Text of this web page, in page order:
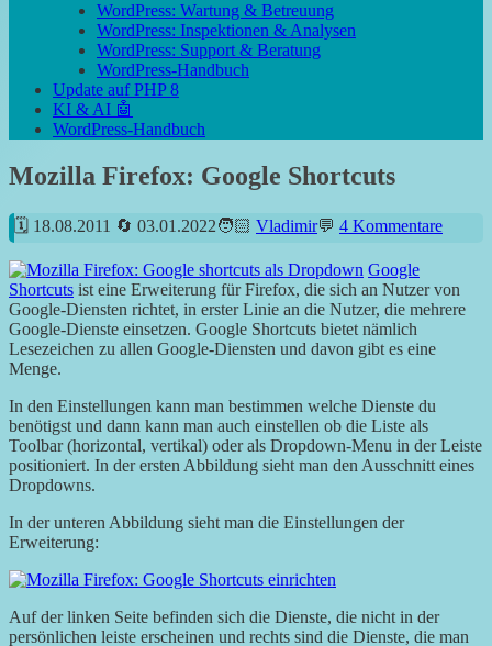
WordPress: Wartung & Betreuung
WordPress: Inspektionen & Analysen
WordPress: Support & Beratung
WordPress-Handbuch
Update auf PHP 8
KI & AI 🤖
WordPress-Handbuch
Mozilla Firefox: Google Shortcuts
18.08.2011 03.01.2022 Vladimir 4 Kommentare
Google
Shortcuts ist eine Erweiterung für Firefox, die sich an Nutzer von
Google-Diensten richtet, in erster Linie an die Nutzer, die mehrere
Google-Dienste einsetzen. Google Shortcuts bietet nämlich
Lesezeichen zu allen Google-Diensten und davon gibt es eine
Menge.
In den Einstellungen kann man bestimmen welche Dienste du
benötigst und dann kann man auch einstellen ob die Liste als
Toolbar (horizontal, vertikal) oder als Dropdown-Menu in der Leiste
positioniert. In der ersten Abbildung sieht man den Ausschnitt eines
Dropdowns.
In der unteren Abbildung sieht man die Einstellungen der
Erweiterung:
Auf der linken Seite befinden sich die Dienste, die nicht in der
persönlichen leiste erscheinen und rechts sind die Dienste, die man